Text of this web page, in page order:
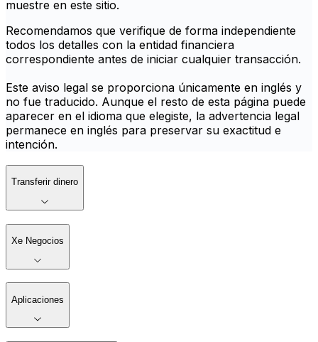
muestre en este sitio.
Recomendamos que verifique de forma independiente
todos los detalles con la entidad financiera
correspondiente antes de iniciar cualquier transacción.
Este aviso legal se proporciona únicamente en inglés y
no fue traducido. Aunque el resto de esta página puede
aparecer en el idioma que elegiste, la advertencia legal
permanece en inglés para preservar su exactitud e
intención.
Transferir dinero
Xe Negocios
Aplicaciones